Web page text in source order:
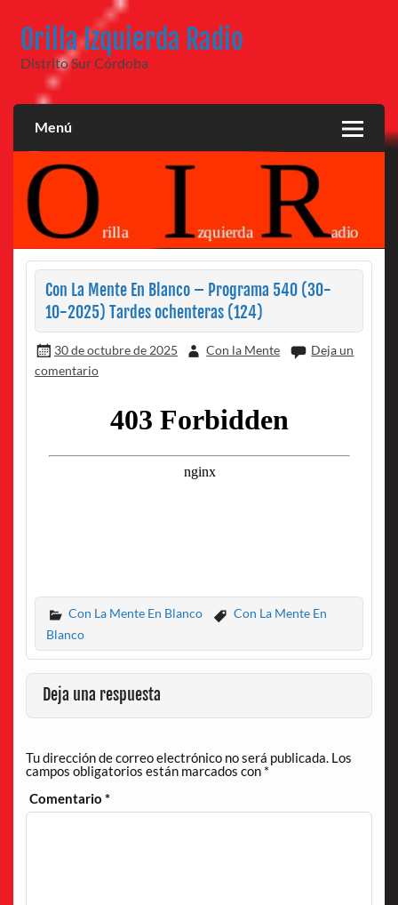
contenido
Orilla Izquierda Radio
Distrito Sur Córdoba
Menú
Con La Mente En Blanco – Programa 540 (30-
10-2025) Tardes ochenteras (124)
30 de octubre de 2025 Con la Mente
Deja un
comentario
Con La Mente En Blanco
Con La Mente En
Blanco
Deja una respuesta
Tu dirección de correo electrónico no será publicada. Los
campos obligatorios están marcados con *
Comentario*